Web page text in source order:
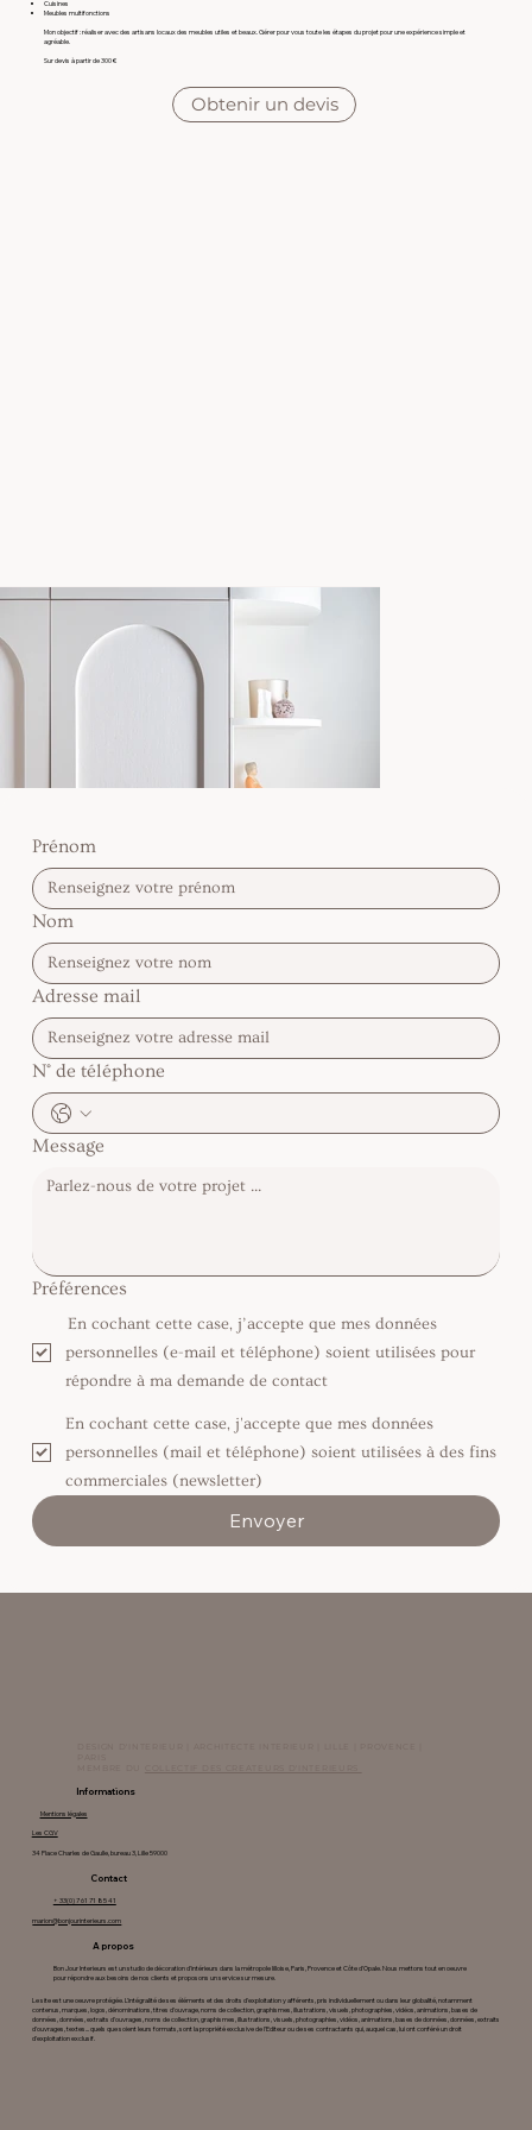
Cuisines
Meubles multifonctions
Mon objectif : réaliser avec des artisans locaux des meubles utiles et beaux. Gérer pour vous toute les étapes du projet pour une expérience simple et
agréable.
Sur devis à partir de 300 €
Obtenir un devis
Prénom
Nom
Adresse mail
N° de téléphone
Message
Préférences
En cochant cette case, j’accepte que mes données
personnelles (e-mail et téléphone) soient utilisées pour
répondre à ma demande de contact
En cochant cette case, j'accepte que mes données
personnelles (mail et téléphone) soient utilisées à des fins
commerciales (newsletter)
Envoyer
Informations
Mentions légales
Les CGV
34 Place Charles de Gaulle, bureau 3, Lille 59000
Contact
+ 33(0) 7 61 71 85 41
marion@bonjourinterieurs.com
A propos
Bon Jour Interieurs est un studio de décoration d'intérieurs dans la métropole lilloise, Paris, Provence et Côte d'Opale. Nous mettons tout en oeuvre
pour répondre aux besoins de nos clients et proposons un service sur mesure.
Le site est une oeuvre protégée. L'intégralité de ses éléments et des droits d'exploitation y afférents, pris individuellement ou dans leur globalité, notamment
contenus, marques, logos, dénominations, titres d'ouvrage, noms de collection, graphismes, illustrations, visuels, photographies, vidéos, animations, bases de
données, données, extraits d'ouvrages, noms de collection, graphismes, illustrations, visuels, photographies, vidéos, animations, bases de données, données, extraits
d'ouvrages, textes... quels que soient leurs formats, sont la propriété exclusive de l'Editeur ou de ses contractants qui, auquel cas, lui ont conféré un droit
d'exploitation exclusif.